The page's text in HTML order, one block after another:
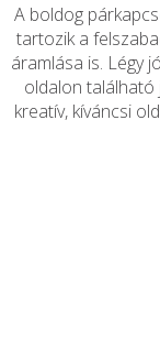
A boldog
tartozik a
áramlása is. Légy
oldalon található
kreatív, kíváncsi